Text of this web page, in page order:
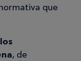
que
, de